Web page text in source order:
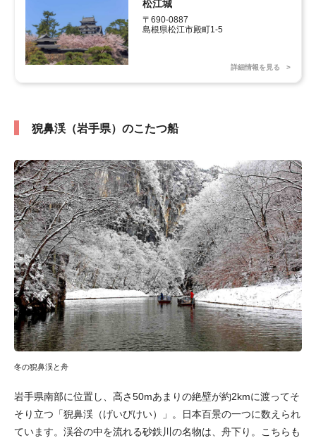
松江城
〒690-0887
島根県松江市殿町1-5
詳細情報を見る
猊鼻渓（岩手県）のこたつ船
冬の猊鼻渓と舟
岩手県南部に位置し、高さ50mあまりの絶壁が約2kmに渡ってそ
そり立つ「猊鼻渓（げいびけい）」。日本百景の一つに数えられ
ています。渓谷の中を流れる砂鉄川の名物は、舟下り。こちらも